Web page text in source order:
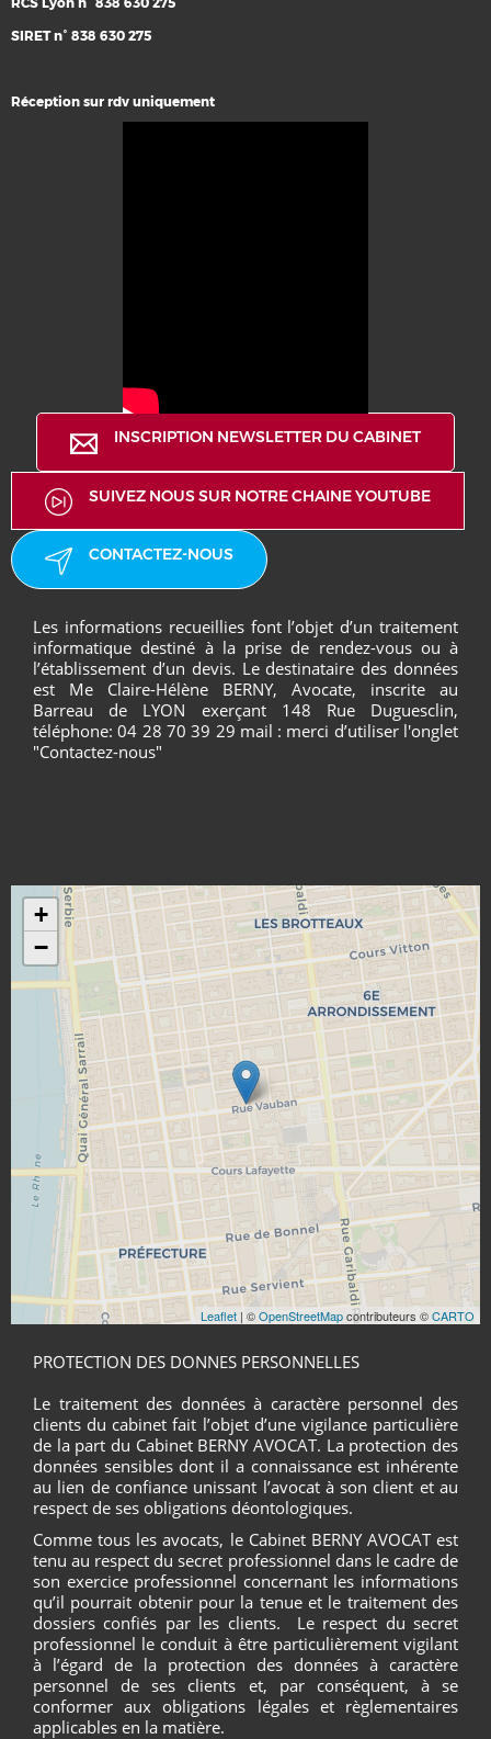
SIRET n° 838 630 275
Réception sur rdv uniquement
INSCRIPTION NEWSLETTER DU CABINET
SUIVEZ NOUS SUR NOTRE CHAINE YOUTUBE
CONTACTEZ-NOUS
Les informations recueillies font l’objet d’un traitement
informatique destiné à la prise de rendez-vous ou à
l’établissement d’un devis. Le destinataire des données
est Me Claire-Hélène BERNY, Avocate, inscrite au
Barreau de LYON exerçant 148 Rue Duguesclin,
téléphone: 04 28 70 39 29 mail : merci d’utiliser l'onglet
"Contactez-nous"
+
−
Leaflet | ©OpenStreetMapcontributeurs ©CARTO
PROTECTION DES DONNES PERSONNELLES
Le traitement des données à caractère personnel des
clients du cabinet fait l’objet d’une vigilance particulière
de la part du Cabinet BERNY AVOCAT. La protection des
données sensibles dont il a connaissance est inhérente
au lien de confiance unissant l’avocat à son client et au
respect de ses obligations déontologiques.
Comme tous les avocats, le Cabinet BERNY AVOCAT est
tenu au respect du secret professionnel dans le cadre de
son exercice professionnel concernant les informations
qu’il pourrait obtenir pour la tenue et le traitement des
dossiers confiés par les clients. Le respect du secret
professionnel le conduit à être particulièrement vigilant
à l’égard de la protection des données à caractère
personnel de ses clients et, par conséquent, à se
conformer aux obligations légales et règlementaires
applicables en la matière.